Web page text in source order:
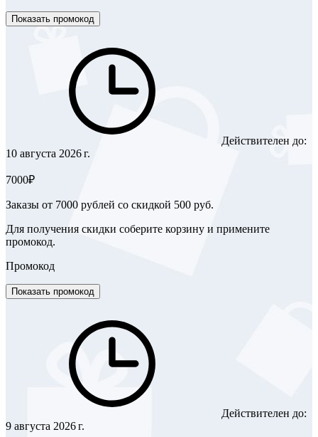
Показать промокод
Действителен до:
10 августа 2026 г.
7000₽
Заказы от 7000 рублей со скидкой 500 руб.
Для получения скидки соберите корзину и примените
промокод.
Промокод
Показать промокод
Действителен до:
9 августа 2026 г.